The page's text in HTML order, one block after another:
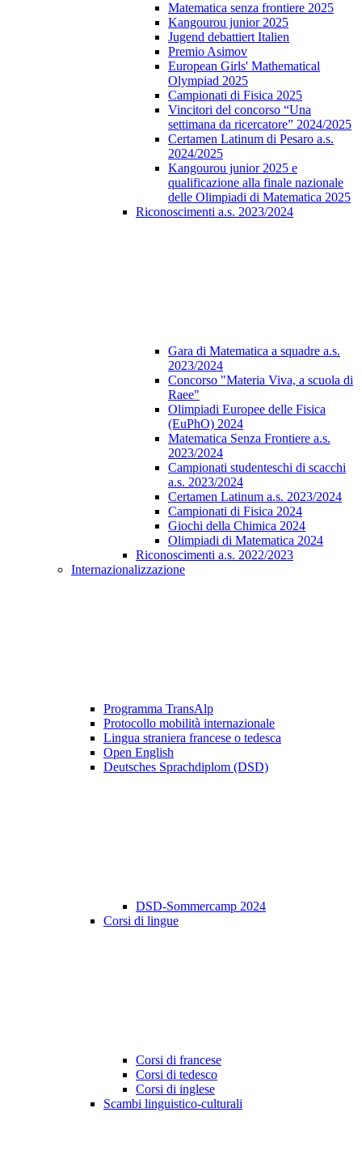
Matematica senza frontiere 2025
Kangourou junior 2025
Jugend debattiert Italien
Premio Asimov
European Girls' Mathematical
Olympiad 2025
Campionati di Fisica 2025
Vincitori del concorso “Una
settimana da ricercatore” 2024/2025
Certamen Latinum di Pesaro a.s.
2024/2025
Kangourou junior 2025 e
qualificazione alla finale nazionale
delle Olimpiadi di Matematica 2025
Riconoscimenti a.s. 2023/2024
Gara di Matematica a squadre a.s.
2023/2024
Concorso "Materia Viva, a scuola di
Raee"
Olimpiadi Europee delle Fisica
(EuPhO) 2024
Matematica Senza Frontiere a.s.
2023/2024
Campionati studenteschi di scacchi
a.s. 2023/2024
Certamen Latinum a.s. 2023/2024
Campionati di Fisica 2024
Giochi della Chimica 2024
Olimpiadi di Matematica 2024
Riconoscimenti a.s. 2022/2023
Internazionalizzazione
Programma TransAlp
Protocollo mobilità internazionale
Lingua straniera francese o tedesca
Open English
Deutsches Sprachdiplom (DSD)
DSD-Sommercamp 2024
Corsi di lingue
Corsi di francese
Corsi di tedesco
Corsi di inglese
Scambi linguistico-culturali